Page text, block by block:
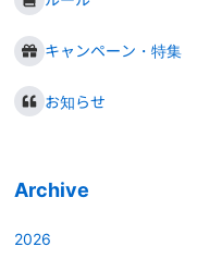
キャンペーン・特集
お知らせ
Archive
2026